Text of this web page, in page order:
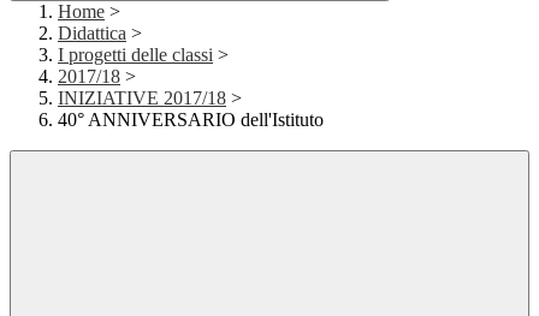
Home >
Didattica >
I progetti delle classi >
2017/18 >
INIZIATIVE 2017/18 >
40° ANNIVERSARIO dell'Istituto